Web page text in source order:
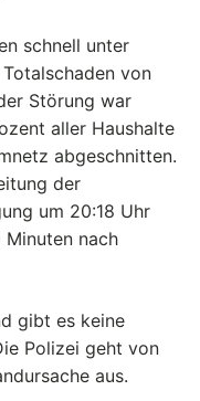
schnell unter
von
Störung war
aller Haushalte
abgeschnitten.
der
um 20:18 Uhr
nach
gibt es keine
Polizei geht von
aus.